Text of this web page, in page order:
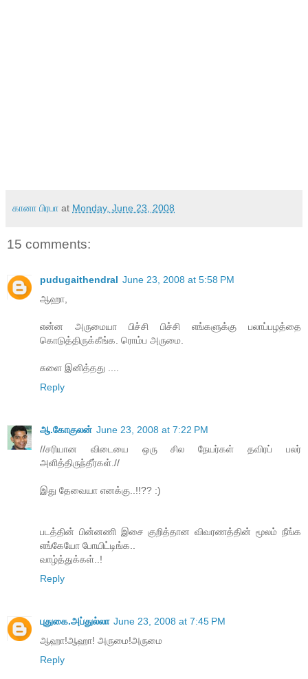
கானா பிரபா at Monday, June 23, 2008
15 comments:
pudugaithendral June 23, 2008 at 5:58 PM
ஆஹா,
என்ன அருமையா பிச்சி பிச்சி எங்களுக்கு பலாப்பழத்தை
கொடுத்திருக்கீங்க. ரொம்ப அருமை.
சுளை இனித்தது ....
Reply
ஆ.கோகுலன் June 23, 2008 at 7:22 PM
//சரியான விடையை ஒரு சில நேயர்கள் தவிரப் பலர்
அளித்திருந்தீர்கள்.//
இது தேவையா எனக்கு..!!?? :)
படத்தின் பின்னணி இசை குறித்தான விவரணத்தின் மூலம் நீங்க
எங்கேயோ போயிட்டிங்க..
வாழ்த்துக்கள்..!
Reply
புதுகை.அப்துல்லா June 23, 2008 at 7:45 PM
ஆஹா!ஆஹா! அருமை!அருமை
Reply